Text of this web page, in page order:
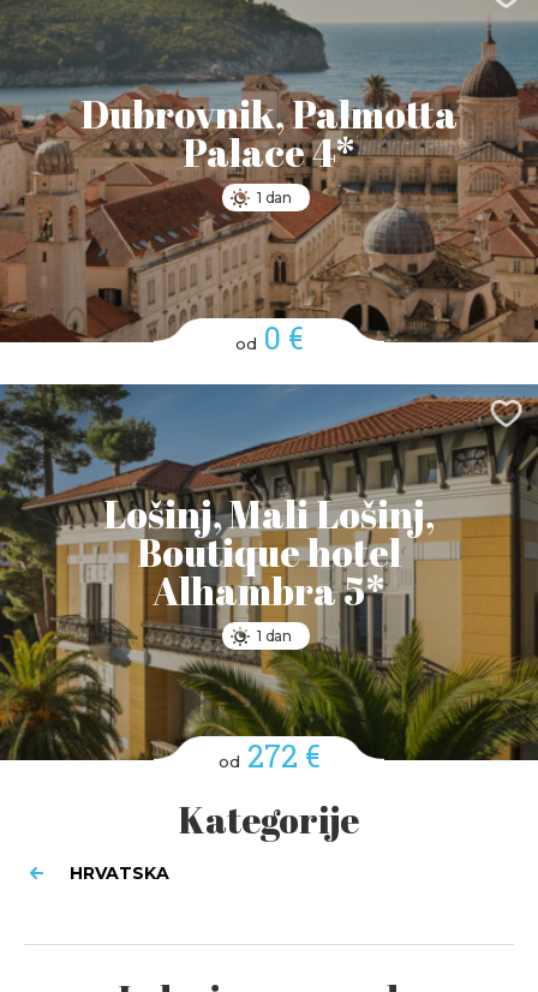
Dubrovnik, Palmotta
Palace 4*
1 dan
od 0 €
Lošinj, Mali Lošinj,
Boutique hotel
Alhambra 5*
1 dan
od 272 €
Kategorije
HRVATSKA